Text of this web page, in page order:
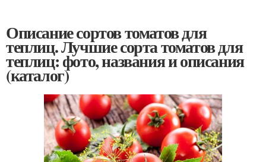
Описание сортов томатов для
теплиц. Лучшие сорта томатов для
теплиц: фото, названия и описания
(каталог)